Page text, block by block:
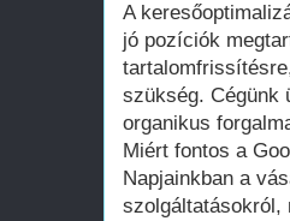
A
jó pozíciók
szükség. Cégünk
organikus
Miért fontos a
Napjainkban a
szolgáltatásokról,